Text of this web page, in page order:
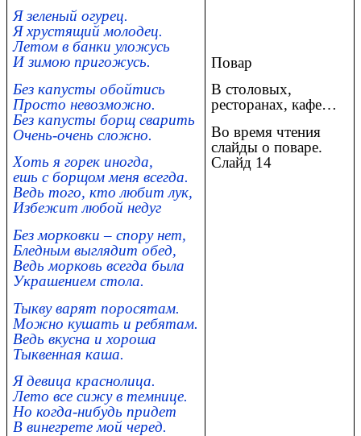
Я зеленый огурец.
Я хрустящий молодец.
Летом в банки уложусь
И зимою пригожусь.
Без капусты обойтись
Просто невозможно.
Без капусты борщ сварить
Очень-очень сложно.
Хоть я горек иногда,
ешь с борщом меня всегда.
Ведь того, кто любит лук,
Избежит любой недуг
Без морковки – спору нет,
Бледным выглядит обед,
Ведь морковь всегда была
Украшением стола.
Тыкву варят поросятам.
Можно кушать и ребятам.
Ведь вкусна и хороша
Тыквенная каша.
Я девица краснолица.
Лето все сижу в темнице.
Но когда-нибудь придет
В винегрете мой черед.
Повар
В столовых,
ресторанах, кафе…
Во время чтения
слайды о поваре.
Слайд 14